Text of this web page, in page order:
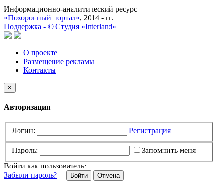
Информационно-аналитический ресурс
«Похоронный портал», 2014 - гг.
Поддержка - © Cтудия «Interland»
О проекте
Размещение рекламы
Контакты
×
Авторизация
Логин: Регистрация
Пароль:
Запомнить меня
Войти как пользователь:
Забыли пароль?
Отмена